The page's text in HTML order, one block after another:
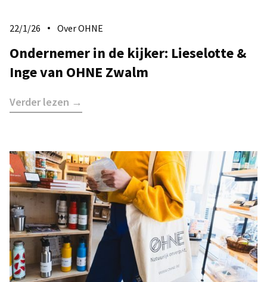
22/1/26 Over OHNE
Ondernemer in de kijker: Lieselotte &
Inge van OHNE Zwalm
Verder lezen →